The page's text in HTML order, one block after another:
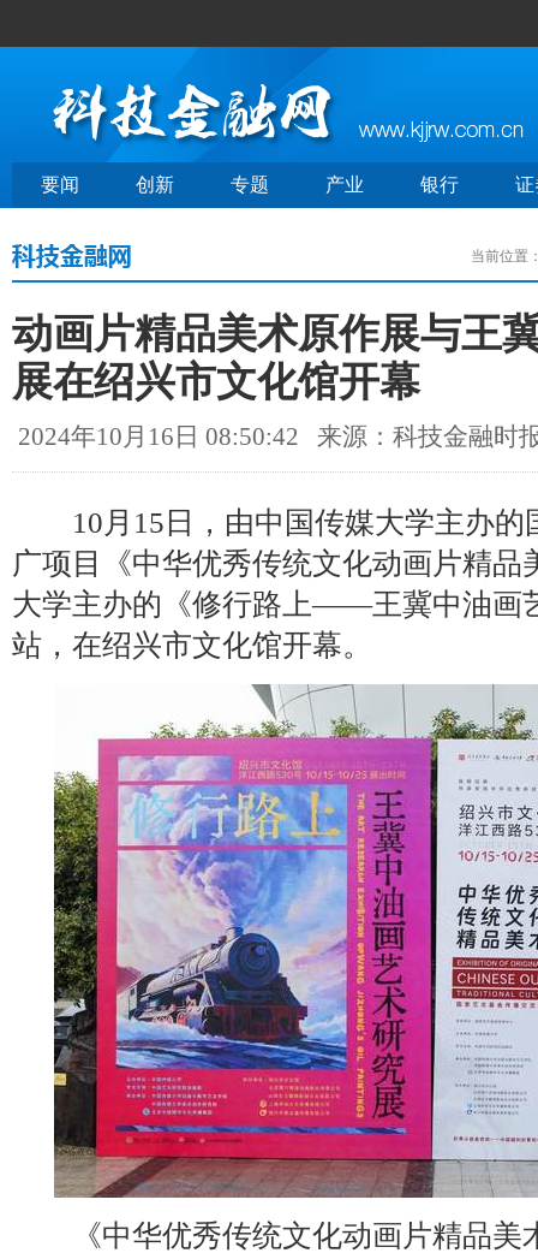
要闻 创新 专题 产业 银行 证
当前位置
动画片精品美术原作展与王
展在绍兴市文化馆开幕
2024年10月16日 08:50:42 来源：科技金融时
10月15日，由中国传媒大学主办的
广项目《中华优秀传统文化动画片精品
大学主办的《修行路上——王冀中油画
站，在绍兴市文化馆开幕。
《中华优秀传统文化动画片精品美